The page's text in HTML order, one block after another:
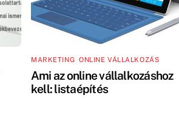
MARKETING ,ONLINE VÁLLALKOZÁS
Ami az online vállalkozáshoz
kell: listaépítés